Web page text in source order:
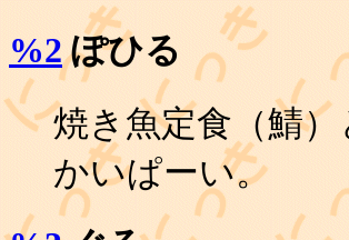
%2ぽひる
焼き魚定食（鯖
かいぱーい。